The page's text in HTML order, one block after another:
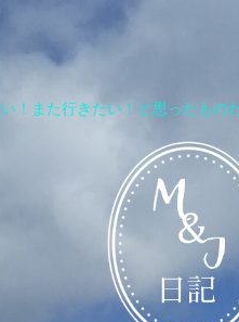
！また行きたい！と思ったもの